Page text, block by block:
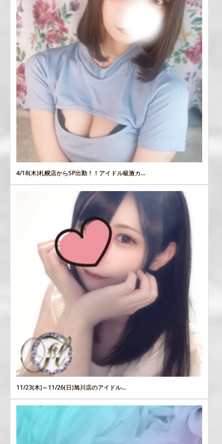
4/18(木)札幌店からSP出勤！！アイドル級激カ...
11/23(木)～11/26(日)旭川店のアイドル...